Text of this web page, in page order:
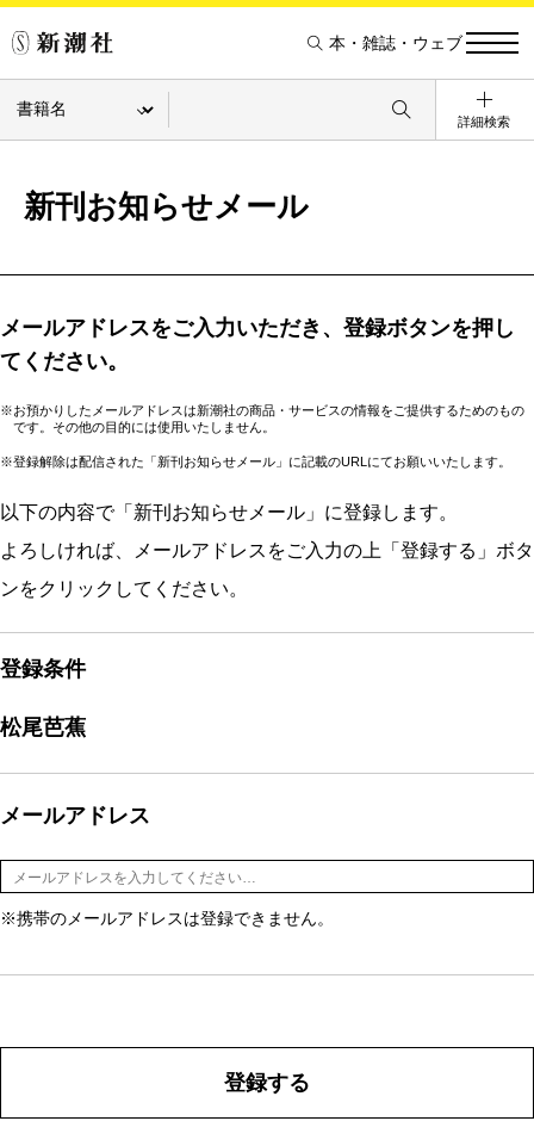
本・雑誌・ウェブ
詳細検索
新刊お知らせメール
メールアドレスをご入力いただき、登録ボタンを押し
てください。
※お預かりしたメールアドレスは新潮社の商品・サービスの情報をご提供するためのもの
です。その他の目的には使用いたしません。
※登録解除は配信された「新刊お知らせメール」に記載のURLにてお願いいたします。
以下の内容で「新刊お知らせメール」に登録します。
よろしければ、メールアドレスをご入力の上「登録する」ボタ
ンをクリックしてください。
登録条件
松尾芭蕉
メールアドレス
※携帯のメールアドレスは登録できません。
登録する